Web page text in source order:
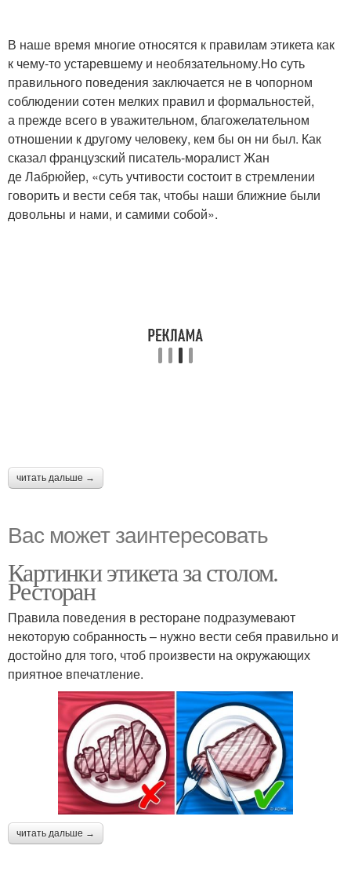
В наше время многие относятся к правилам этикета как
к чему-то устаревшему и необязательному.Но суть
правильного поведения заключается не в чопорном
соблюдении сотен мелких правил и формальностей,
а прежде всего в уважительном, благожелательном
отношении к другому человеку, кем бы он ни был. Как
сказал французский писатель-моралист Жан
де Лабрюйер, «суть учтивости состоит в стремлении
говорить и вести себя так, чтобы наши ближние были
довольны и нами, и самими собой».
читать дальше →
Вас может заинтересовать
Картинки этикета за столом.
Ресторан
Правила поведения в ресторане подразумевают
некоторую собранность – нужно вести себя правильно и
достойно для того, чтоб произвести на окружающих
приятное впечатление.
читать дальше →